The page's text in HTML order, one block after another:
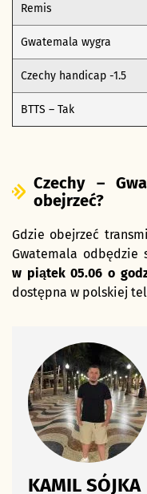
Remis
Gwatemala wygra
Czechy handicap -1.5
BTTS – Tak
Czechy –
obejrzeć?
Gdzie obejrzeć
Gwatemala
w piątek 05.06 o
dostępna w polskiej
KAMIL SÓJKA